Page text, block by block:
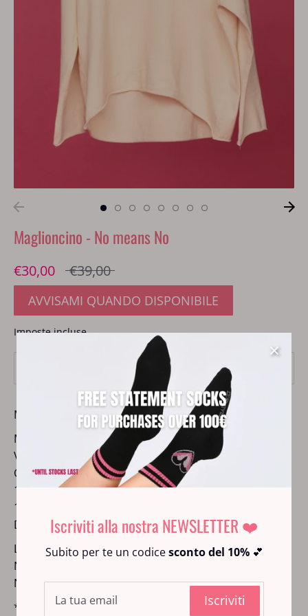
Maglioncino - No means No
€30,00 Prezzo
standard
€39,00
AVVISAMI QUANDO DISPONIBILE
Imposte incluse.
Maglioncino - "No means No"
Maglioncino in maglia con scollo a V
Vestibilità larga
Colore panna
100% Made in Italy
100% cotone
Design ricamato
Lavaggio delicato - massimo 30 gradi
Niente asciugatrice
Non stirare direttamente sul ricamo
*Per ogni pezzo acquistato 1€ sarà donato alla Casa
Iscriviti alla nostra NEWSLETTER ❤️
Subito per te un codicesconto del 10%💕
Iscriviti